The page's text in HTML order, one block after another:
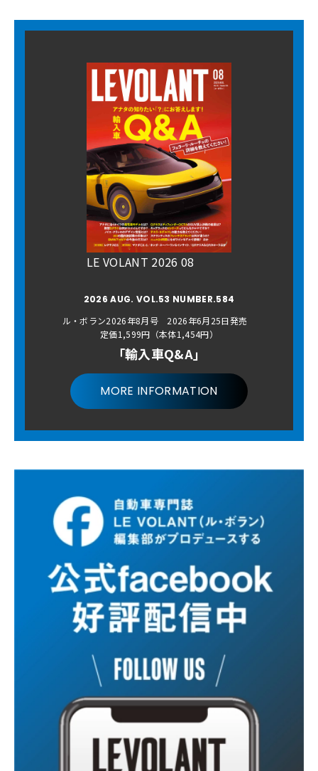
LE VOLANT 2026 08
2026 AUG. VOL.53 NUMBER.584
ル・ボラン2026年8月号 2026年6月25日発売
定価1,599円（本体1,454円）
「輸入車Q&A」
MORE INFORMATION